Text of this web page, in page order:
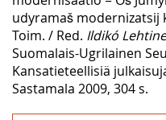
udyramaš modernizatsij
Toim. / Red. Ildikó
Suomalais-Ugrilainen
Kansatieteellisiä
Sastamala 2009, 304 s.